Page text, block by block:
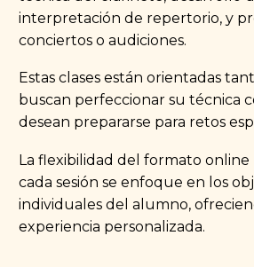
interpretación de repertorio, y
conciertos o audiciones.
Estas clases están orientadas
buscan perfeccionar su técnica
desean prepararse para retos
La flexibilidad del formato
cada sesión se enfoque en los
individuales del alumno,
experiencia personalizada.